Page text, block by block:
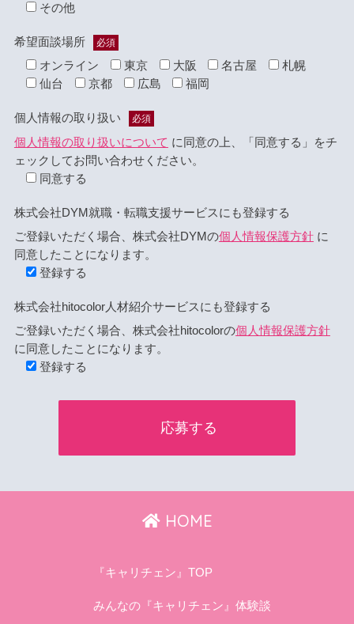
その他
希望面談場所 必須
オンライン 東京 大阪 名古屋
札幌
仙台
京都 広島 福岡
個人情報の取り扱い 必須
個人情報の取り扱いについて に同意の上、「同意する」をチ
ェックしてお問い合わせください。
同意する
株式会社DYM就職・転職支援サービスにも登録する
ご登録いただく場合、株式会社DYMの個人情報保護方針に
同意したことになります。
登録する
株式会社hitocolor人材紹介サービスにも登録する
ご登録いただく場合、株式会社hitocolorの個人情報保護方針
に同意したことになります。
登録する
HOME
『キャリチェン』TOP
みんなの『キャリチェン』体験談